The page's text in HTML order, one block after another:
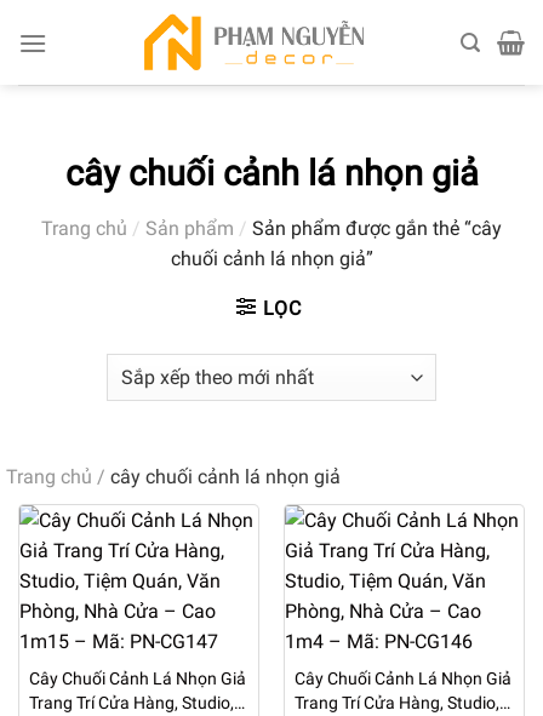
cây chuối cảnh lá nhọn giả
Trang chủ / Sản phẩm / Sản phẩm được gắn thẻ “cây
chuối cảnh lá nhọn giả”
LỌC
Trang chủ / cây chuối cảnh lá nhọn giả
Cây Chuối Cảnh Lá Nhọn Giả
Trang Trí Cửa Hàng, Studio,
Cây Chuối Cảnh Lá Nhọn Giả
Trang Trí Cửa Hàng, Studio,